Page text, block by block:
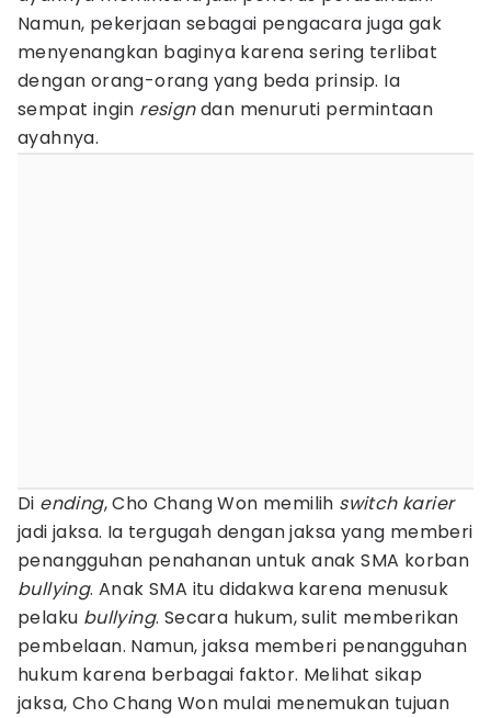
Namun, pekerjaan sebagai pengacara juga gak
menyenangkan baginya karena sering terlibat
dengan orang-orang yang beda prinsip. Ia
sempat ingin resigndan menuruti permintaan
ayahnya.
Di ending, Cho Chang Won memilih switch karier
jadi jaksa. Ia tergugah dengan jaksa yang memberi
penangguhan penahanan untuk anak SMA korban
bullying. Anak SMA itu didakwa karena menusuk
pelaku bullying. Secara hukum, sulit memberikan
pembelaan. Namun, jaksa memberi penangguhan
hukum karena berbagai faktor. Melihat sikap
jaksa, Cho Chang Won mulai menemukan tujuan